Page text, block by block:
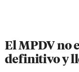
El MPDV no
definitivo y